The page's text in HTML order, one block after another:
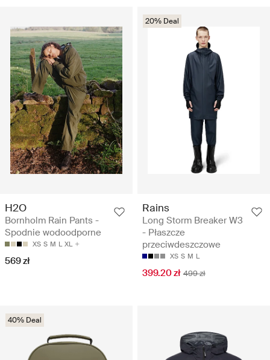
H2O
Bornholm Rain Pants -
Spodnie wodoodporne
XS S M L XL
569 zł
20% Deal
Rains
Long Storm Breaker W3
- Płaszcze
przeciwdeszczowe
XS S M L
399.20 zł 499 zł
40% Deal